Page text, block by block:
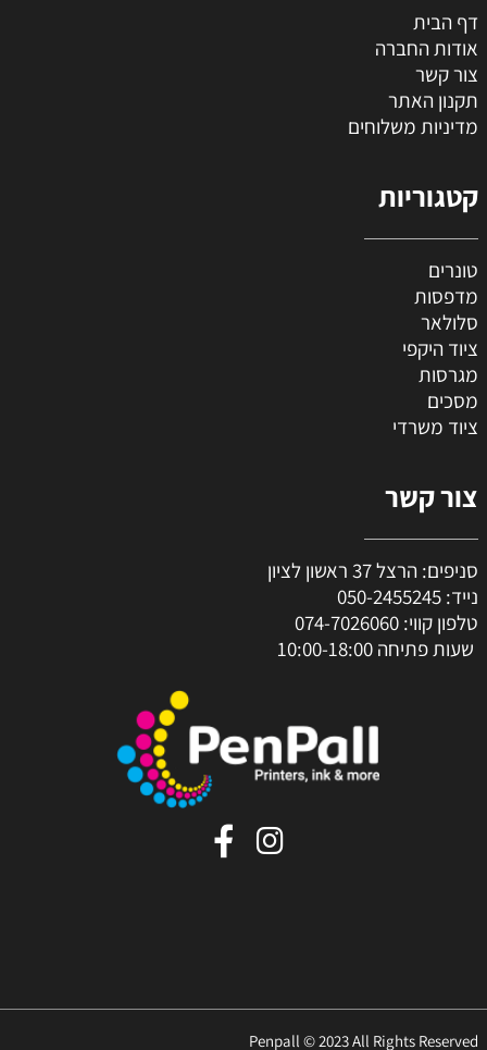
דף הבית
אודות החברה
צור קשר
תקנון האתר
מדיניות משלוחים
קטגוריות
טונרים
מדפסות
סלולאר
ציוד היקפי
מגרסות
מסכים
ציוד משרדי
צור קשר
סניפים: הרצל 37 ראשון לציון
נייד: 050-2455245
טלפון קווי: 074-7026060
שעות פתיחה 10:00-18:00
Penpall © 2023 All Rights Reserved